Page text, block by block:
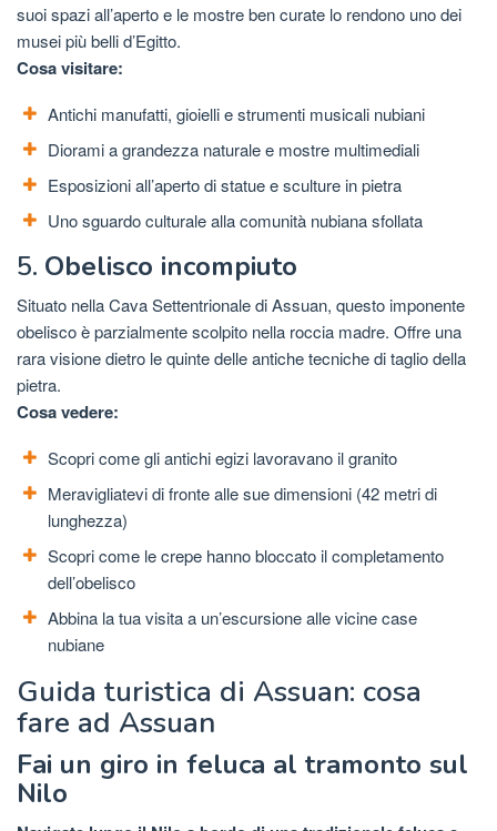
suoi spazi all’aperto e le mostre ben curate lo rendono uno dei
musei più belli d’Egitto.
Cosa visitare:
Antichi manufatti, gioielli e strumenti musicali nubiani
Diorami a grandezza naturale e mostre multimediali
Esposizioni all’aperto di statue e sculture in pietra
Uno sguardo culturale alla comunità nubiana sfollata
5. Obelisco incompiuto
Situato nella Cava Settentrionale di Assuan, questo imponente
obelisco è parzialmente scolpito nella roccia madre. Offre una
rara visione dietro le quinte delle antiche tecniche di taglio della
pietra.
Cosa vedere:
Scopri come gli antichi egizi lavoravano il granito
Meravigliatevi di fronte alle sue dimensioni (42 metri di
lunghezza)
Scopri come le crepe hanno bloccato il completamento
dell’obelisco
Abbina la tua visita a un’escursione alle vicine case
nubiane
Guida turistica di Assuan: cosa
fare ad Assuan
Fai un giro in feluca al tramonto sul
Nilo